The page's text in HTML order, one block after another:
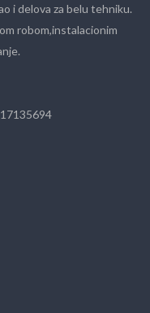
i delova za belu tehniku.
robom,instalacionim